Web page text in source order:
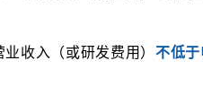
业收入（或研发费用）不低